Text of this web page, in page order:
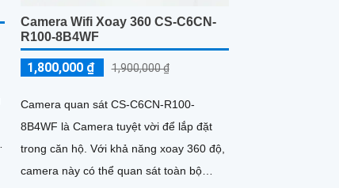
Camera Wifi Xoay 360 CS-C6CN-
R100-8B4WF
1,800,000 ₫ 1,900,000 ₫
Camera quan sát CS-C6CN-R100-
8B4WF là Camera tuyệt vời để lắp đặt
trong căn hộ. Với khả năng xoay 360 độ,
camera này có thể quan sát toàn bộ